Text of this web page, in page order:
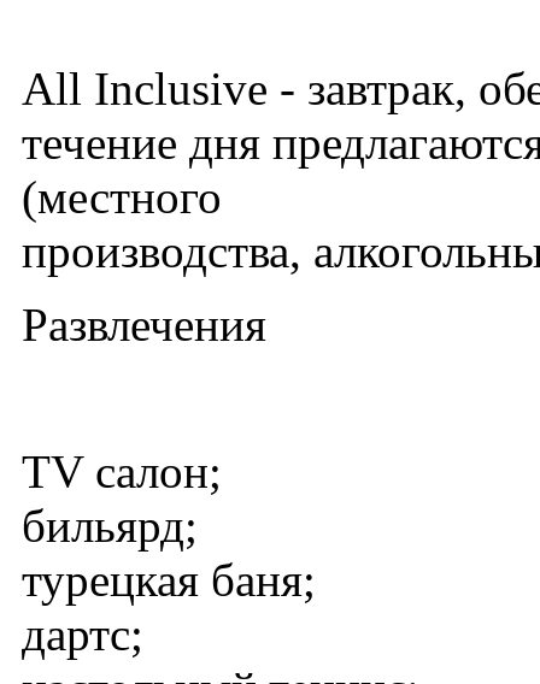
All Inclusive - завтрак,
течение дня
(местного
производства,
Развлечения
TV салон;
бильярд;
турецкая баня;
дартс;